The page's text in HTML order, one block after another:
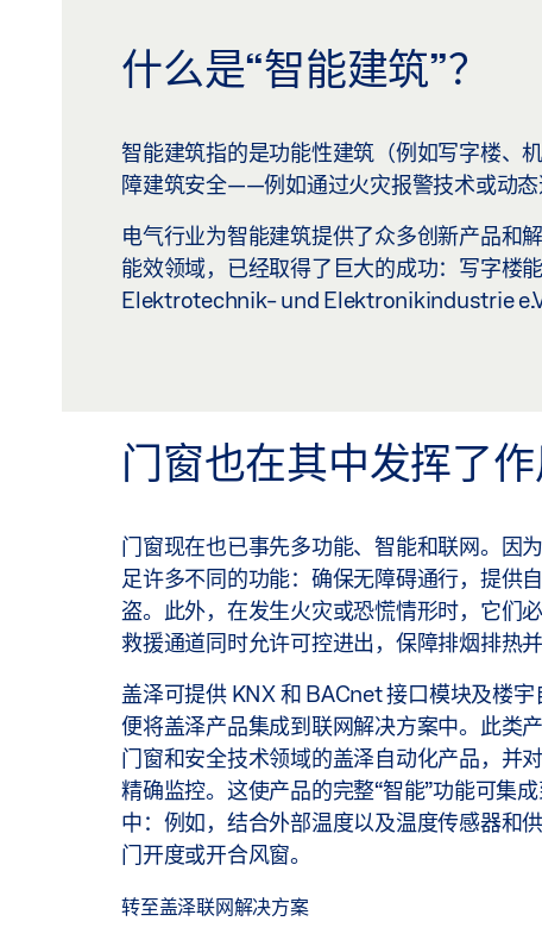
什么是“智能建筑”？
智能建筑指的是功能性建筑（例如写字楼、
障建筑安全——例如通过火灾报警技术或动
电气行业为智能建筑提供了众多创新产品和
能效领域，已经取得了巨大的成功：写字楼
Elektrotechnik- und Elektronikindustrie
门窗也在其中发挥了作
门窗现在也已事先多功能、智能和联网。因
足许多不同的功能：确保无障碍通行，提供
盗。此外，在发生火灾或恐慌情形时，它们
救援通道同时允许可控进出，保障排烟排热并
盖泽可提供 KNX 和 BACnet 接口模块及楼宇
便将盖泽产品集成到联网解决方案中。此类
门窗和安全技术领域的盖泽自动化产品，并
精确监控。这使产品的完整“智能”功能可集
中：例如，结合外部温度以及温度传感器和
门开度或开合风窗。
转至盖泽联网解决方案